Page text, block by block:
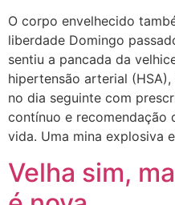
O corpo envelhecido
liberdade Domingo
sentiu a pancada da
hipertensão arterial
no dia seguinte com
contínuo e recomendação
vida. Uma mina explosiva
Velha sim,